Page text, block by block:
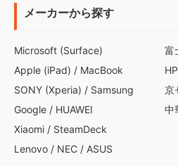
メーカーから探す
Microsoft (Surface)
Apple (iPad) / MacBook
SONY (Xperia) / Samsung
Google / HUAWEI
Xiaomi / SteamDeck
Lenovo / NEC / ASUS
富
HP
京
中